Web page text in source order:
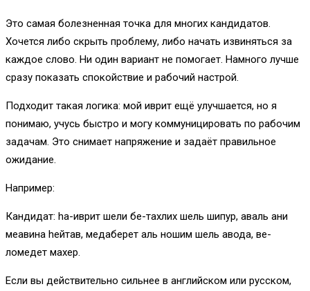
Это самая болезненная точка для многих кандидатов.
Хочется либо скрыть проблему, либо начать извиняться за
каждое слово. Ни один вариант не помогает. Намного лучше
сразу показать спокойствие и рабочий настрой.
Подходит такая логика: мой иврит ещё улучшается, но я
понимаю, учусь быстро и могу коммуницировать по рабочим
задачам. Это снимает напряжение и задаёт правильное
ожидание.
Например:
Кандидат: hа-иврит шели бе-тахлих шель шипур, аваль ани
меавинa hейтав, медаберет аль ношим шель авода, ве-
ломедет махер.
Если вы действительно сильнее в английском или русском,